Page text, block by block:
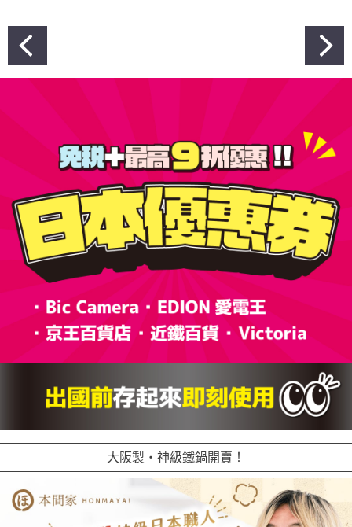
文
章
大阪製・神級鐵鍋開賣！